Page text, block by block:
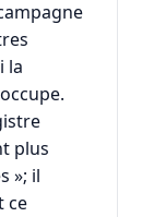
la
plus
»; il
ce